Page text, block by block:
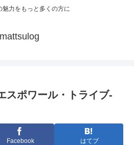
魅力をもっと多くの方に
mattsulog
スポワール・トライブ‐
Facebook はてブ